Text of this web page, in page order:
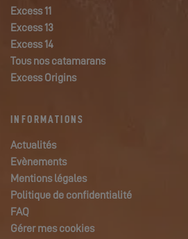
Excess 11
Excess 13
Excess 14
Tous nos catamarans
Excess Origins
INFORMATIONS
Actualités
Evènements
Mentions légales
Politique de confidentialité
FAQ
Gérer mes cookies